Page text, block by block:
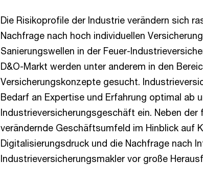
Die Risikoprofile der Industrie verändern sich
Nachfrage nach hoch individuellen
Sanierungswellen in der Feuer-
D&O-Markt werden unter anderem in den
Versicherungskonzepte gesucht.
Bedarf an Expertise und Erfahrung optimal ab
Industrieversicherungsgeschäft ein. Neben
verändernde Geschäftsumfeld im Hinblick auf
Digitalisierungsdruck und die Nachfrage nach
Industrieversicherungsmakler vor große